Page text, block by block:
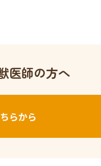
医師の方へ
らから